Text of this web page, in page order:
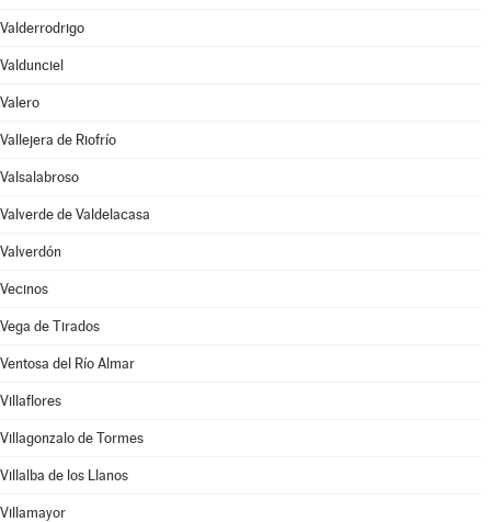
Valderrodrigo
Valdunciel
Valero
Vallejera de Riofrío
Valsalabroso
Valverde de Valdelacasa
Valverdón
Vecinos
Vega de Tirados
Ventosa del Río Almar
Villaflores
Villagonzalo de Tormes
Villalba de los Llanos
Villamayor